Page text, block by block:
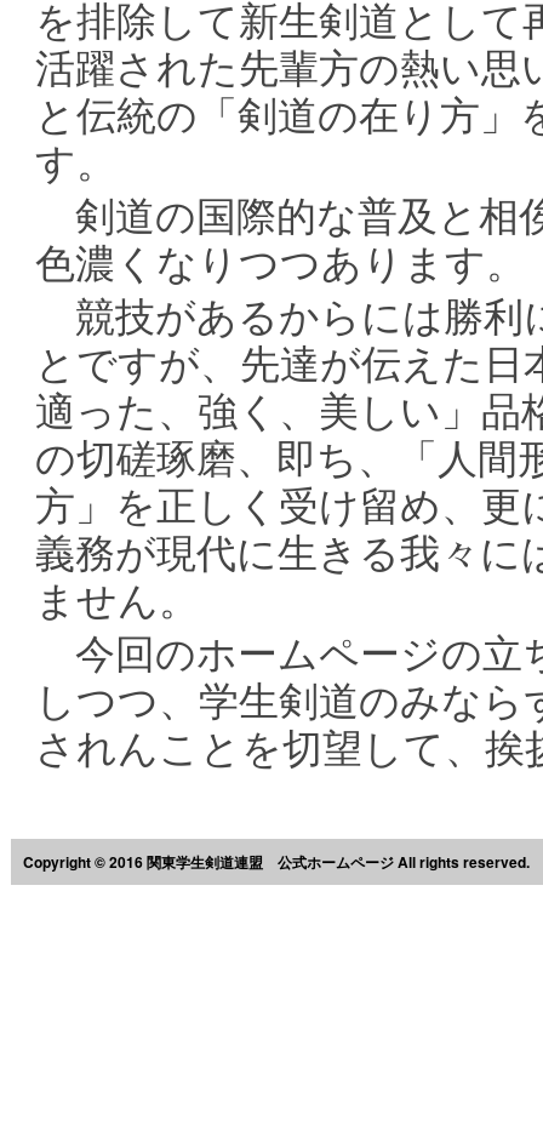
を排除して新生剣道とし
活躍された先輩方の熱い思
と伝統の「剣道の在り方
す。
剣道の国際的な普及と相
色濃くなりつつあります。
競技があるからには勝利
とですが、先達が伝えた
適った、強く、美しい」
の切磋琢磨、即ち、「人間
方」を正しく受け留め、
義務が現代に生きる我々
ません。
今回のホームページの立
しつつ、学生剣道のみな
されんことを切望して、挨
Copyright © 2016 関東学生剣道連盟 公式ホームページ All rights reserved.